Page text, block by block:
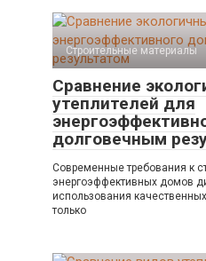
Строительные материалы
Сравнение
утеплителей для
долговечным
Современные требования к
энергоэффективных домов
использования
только